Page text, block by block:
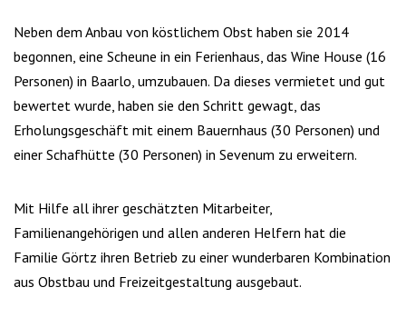
Neben dem Anbau von köstlichem Obst haben sie 2014
begonnen, eine Scheune in ein Ferienhaus, das Wine House (16
Personen) in Baarlo, umzubauen. Da dieses vermietet und gut
bewertet wurde, haben sie den Schritt gewagt, das
Erholungsgeschäft mit einem Bauernhaus (30 Personen) und
einer Schafhütte (30 Personen) in Sevenum zu erweitern.
Mit Hilfe all ihrer geschätzten Mitarbeiter,
Familienangehörigen und allen anderen Helfern hat die
Familie Görtz ihren Betrieb zu einer wunderbaren Kombination
aus Obstbau und Freizeitgestaltung ausgebaut.